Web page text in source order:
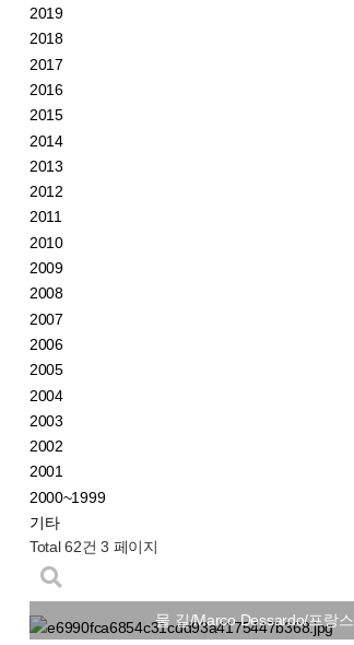
2019
2018
2017
2016
2015
2014
2013
2012
2011
2010
2009
2008
2007
2006
2005
2004
2003
2002
2001
2000~1999
기타
Total 62건 3 페이지
물 길/Marco Dessardo/프랑스